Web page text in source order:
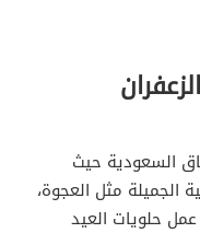
السعودية حيث
الجميلة مثل العجوة،
حلويات العيد